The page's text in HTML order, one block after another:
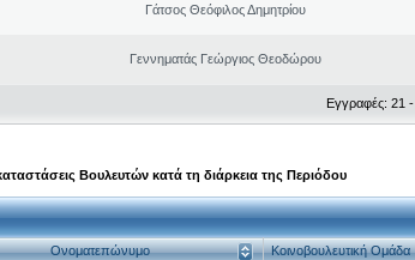
Γάτσος Θεόφιλος Δημητρίου
Γεννηματάς Γεώργιος Θεοδώρου
Εγγραφές: 21
Βουλευτών κατά τη διάρκεια της Περιόδου
Ονοματεπώνυμο Κοινοβουλευτική Ομάδα